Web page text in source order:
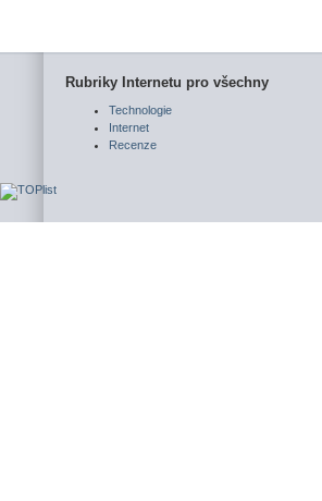
Rubriky Internetu pro všechny
Technologie
Internet
Recenze